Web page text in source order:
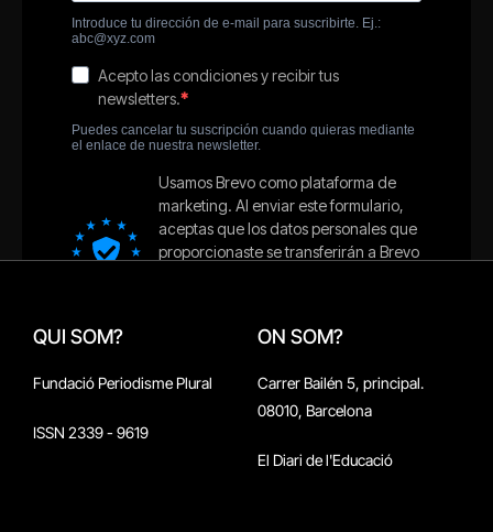
QUI SOM?
Fundació Periodisme Plural
ISSN 2339 - 9619
ON SOM?
Carrer Bailén 5, principal.
08010, Barcelona
El Diari de l'Educació